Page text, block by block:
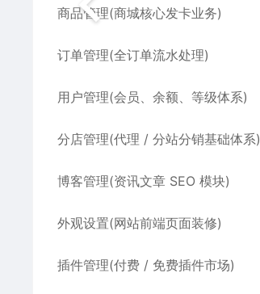
商品管理(商城核心发卡业务)
订单管理(全订单流水处理)
用户管理(会员、余额、等级体系)
分店管理(代理 / 分站分销基础体系)
博客管理(资讯文章 SEO 模块)
外观设置(网站前端页面装修)
插件管理(付费 / 免费插件市场)